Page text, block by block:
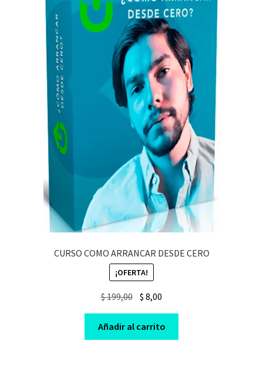
CURSO COMO ARRANCAR DESDE CERO
¡OFERTA!
$199,00 Original
price
was:
$ 199,00.
$ 8,00
price
is:
$ 8,00.
Añadir al carrito